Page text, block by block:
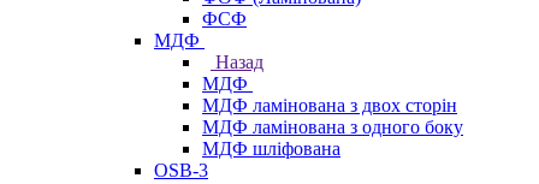
ФСФ
МДФ
Назад
МДФ
МДФ ламінована з двох сторін
МДФ ламінована з одного боку
МДФ шліфована
OSB-3